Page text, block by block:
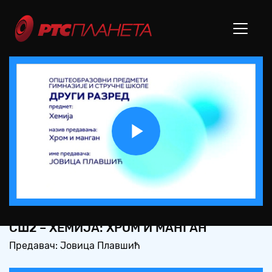
Play
Video
СШ2 – ХЕМИЈА: ХРОМ И МАНГАН
Предавач: Јовица Плавшић